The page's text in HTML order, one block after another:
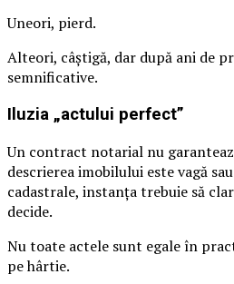
Uneori, pierd.
Alteori, câștigă, dar după ani de
semnificative.
Iluzia „actului perfect”
Un contract notarial nu
descrierea imobilului este vagă
cadastrale, instanța trebuie să
decide.
Nu toate actele sunt egale în
pe hârtie.